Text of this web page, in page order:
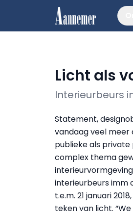
Licht als
Interieurbeurs
Statement,
vandaag veel meer
publieke als
complex thema
interieurvormgeving
interieurbeurs imm
t.e.m. 21 januari
teken van licht.